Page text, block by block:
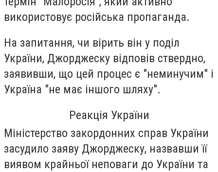
використовує російська пропаганда.
На запитання, чи вірить він у поділ
України, Джорджеску відповів ствердно,
заявивши, що цей процес є "неминучим" і
Україна "не має іншого шляху".
Реакція України
Міністерство закордонних справ України
засудило заяву Джорджеску, назвавши її
виявом крайньої неповаги до України та